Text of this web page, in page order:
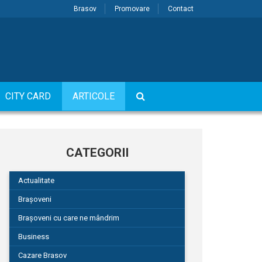
Brasov Promovare Contact
CITY CARD ARTICOLE
CATEGORII
Actualitate
Brașoveni
Brașoveni cu care ne mândrim
Business
Cazare Brasov